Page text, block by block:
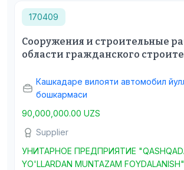
170409
Сооружения и строительные
области гражданского
Кашкадаре вилояти автомобил
бошкармаси
90,000,000.00 UZS
Supplier
УНИТАРНОЕ ПРЕДПРИЯТИЕ
YO'LLARDAN MUNTAZAM FOYDALANISH"